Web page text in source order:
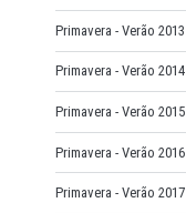
Primavera - Verão 2013
Primavera - Verão 2014
Primavera - Verão 2015
Primavera - Verão 2016
Primavera - Verão 2017